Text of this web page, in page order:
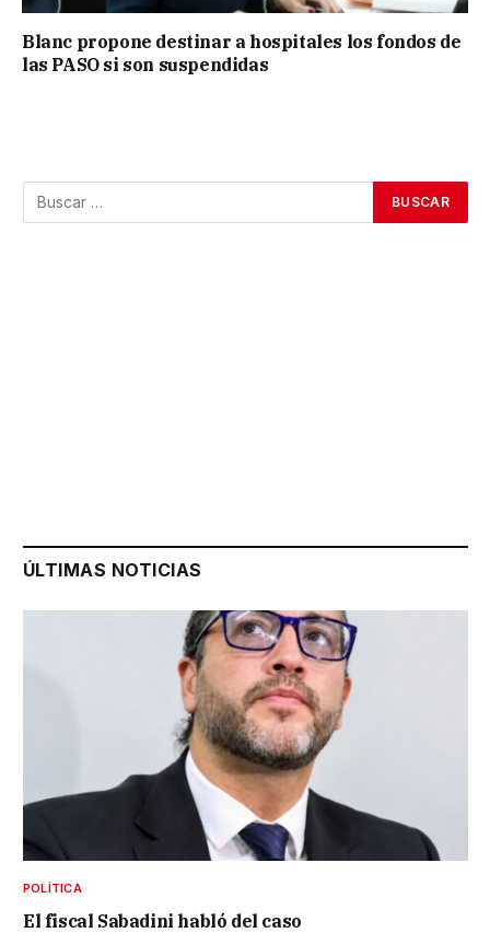
Blanc propone destinar a hospitales los fondos de
las PASO si son suspendidas
ÚLTIMAS NOTICIAS
POLÍTICA
El fiscal Sabadini habló del caso